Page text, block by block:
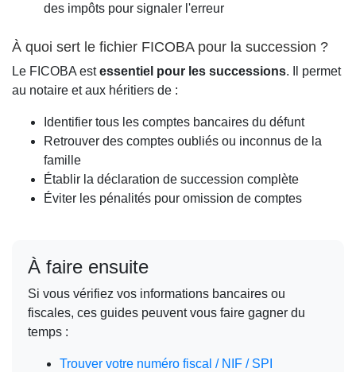
des impôts pour signaler l'erreur
À quoi sert le fichier FICOBA pour la succession ?
Le FICOBA estessentiel pour les successions. Il permet
au notaire et aux héritiers de :
Identifier tous les comptes bancaires du défunt
Retrouver des comptes oubliés ou inconnus de la
famille
Établir la déclaration de succession complète
Éviter les pénalités pour omission de comptes
À faire ensuite
Si vous vérifiez vos informations bancaires ou
fiscales, ces guides peuvent vous faire gagner du
temps :
Trouver votre numéro fiscal / NIF / SPI